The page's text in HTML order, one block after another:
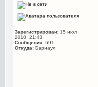
Зарегистрирован: 15 июл
2010, 21:43
Сообщения: 691
Откуда: Барнаул